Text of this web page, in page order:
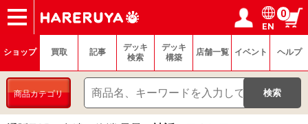
ショップ
買取
記事
デッキ検索
デッキ構築
選手一覧
店舗一覧
イベント
ヘルプ
お問い合わせ ログイン／会員登録
マイページ
EN
0
ショップ 買取 記事
デッキ
検索
デッキ
構築
店舗一覧 イベント ヘルプ
商品カテゴリ